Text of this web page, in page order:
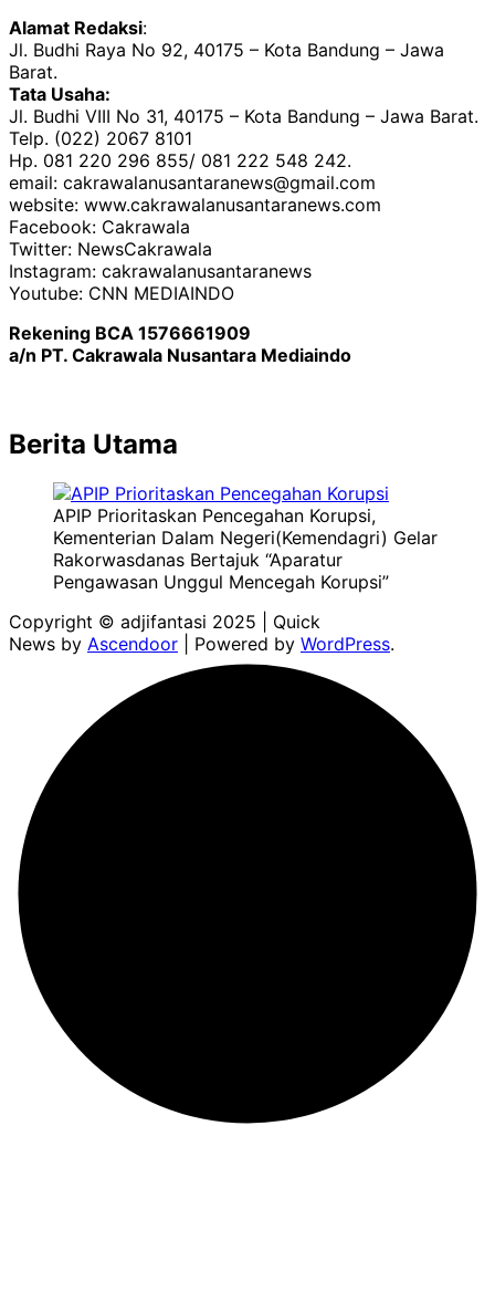
Alamat Redaksi:
Jl. Budhi Raya No 92, 40175 – Kota Bandung – Jawa
Barat.
Tata Usaha:
Jl. Budhi VIII No 31, 40175 – Kota Bandung – Jawa Barat.
Telp. (022) 2067 8101
Hp. 081 220 296 855/ 081 222 548 242.
email: cakrawalanusantaranews@gmail.com
website: www.cakrawalanusantaranews.com
Facebook: Cakrawala
Twitter: NewsCakrawala
Instagram: cakrawalanusantaranews
Youtube: CNN MEDIAINDO
Rekening BCA 1576661909
a/n PT. Cakrawala Nusantara Mediaindo
Berita Utama
APIP Prioritaskan Pencegahan Korupsi,
Kementerian Dalam Negeri(Kemendagri) Gelar
Rakorwasdanas Bertajuk “Aparatur
Pengawasan Unggul Mencegah Korupsi”
Copyright © adjifantasi 2025 | Quick
News by Ascendoor | Powered by WordPress.